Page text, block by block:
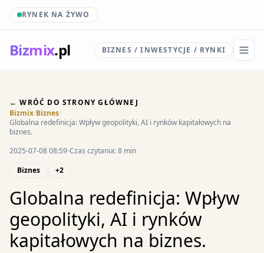
RYNEK NA ŻYWO
Bizmix.pl BIZNES / INWESTYCJE / RYNKI
← WRÓĆ DO STRONY GŁÓWNEJ
Bizmix/Biznes/
Globalna redefinicja: Wpływ geopolityki, AI i rynków kapitałowych na
biznes.
2025-07-08 08:59 Czas czytania: 8 min
Biznes
+2
Globalna redefinicja: Wpływ
geopolityki, AI i rynków
kapitałowych na biznes.